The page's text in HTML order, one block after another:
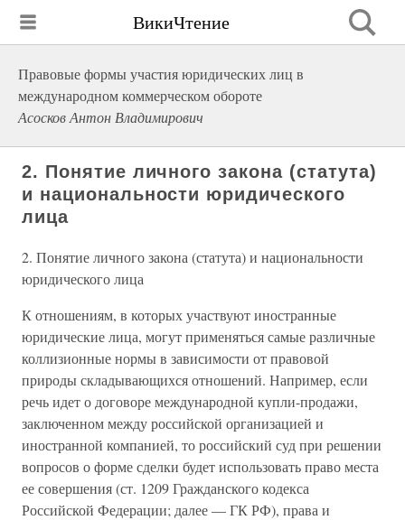
ВикиЧтение
Правовые формы участия юридических лиц в
международном коммерческом обороте
Асосков Антон Владимирович
2. Понятие личного закона (статута)
и национальности юридического
лица
2. Понятие личного закона (статута) и национальности
юридического лица
К отношениям, в которых участвуют иностранные
юридические лица, могут применяться самые различные
коллизионные нормы в зависимости от правовой
природы складывающихся отношений. Например, если
речь идет о договоре международной купли-продажи,
заключенном между российской организацией и
иностранной компанией, то российский суд при решении
вопросов о форме сделки будет использовать право места
ее совершения (ст. 1209 Гражданского кодекса
Российской Федерации; далее — ГК РФ), права и